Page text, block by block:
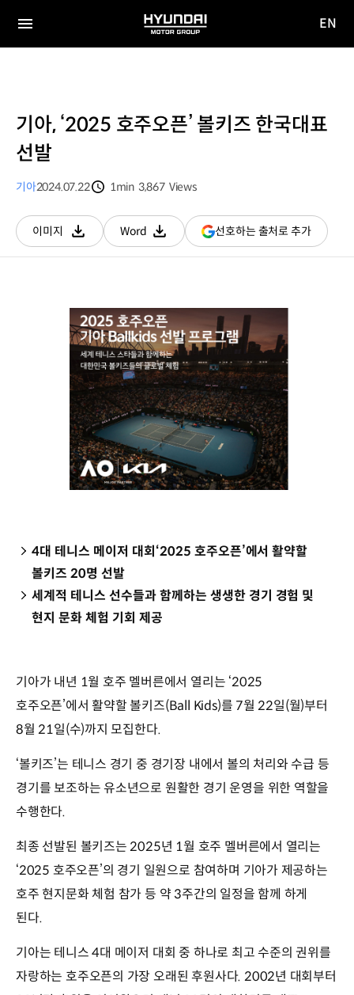
전체
HYUNDAI
MOTOR
EN
기아, ‘2025 호주오픈’ 볼키즈 한국대표
선발
기아2024.07.22
1min 3,867 Views
이미지
다운로드
Word
다운로드
선호하는 출처로 추가(새
창
4대 테니스 메이저 대회‘2025 호주오픈’에서 활약할
볼키즈 20명 선발
세계적 테니스 선수들과 함께하는 생생한 경기 경험 및
현지 문화 체험 기회 제공
기아가 내년 1월 호주 멜버른에서 열리는 ‘2025
호주오픈’에서 활약할 볼키즈(Ball Kids)를 7월 22일(월)부터
8월 21일(수)까지 모집한다.
‘볼키즈’는 테니스 경기 중 경기장 내에서 볼의 처리와 수급 등
경기를 보조하는 유소년으로 원활한 경기 운영을 위한 역할을
수행한다.
최종 선발된 볼키즈는 2025년 1월 호주 멜버른에서 열리는
‘2025 호주오픈’의 경기 일원으로 참여하며 기아가 제공하는
호주 현지문화 체험 참가 등 약 3주간의 일정을 함께 하게
된다.
기아는 테니스 4대 메이저 대회 중 하나로 최고 수준의 권위를
자랑하는 호주오픈의 가장 오래된 후원사다. 2002년 대회부터